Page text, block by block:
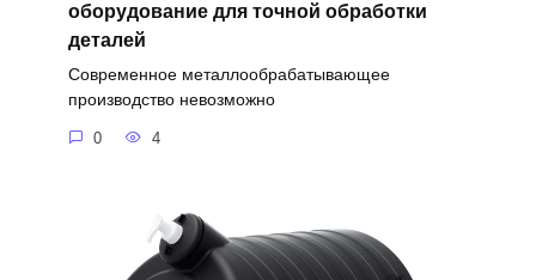
оборудование для точной обработки
деталей
Современное металлообрабатывающее
производство невозможно
0 4